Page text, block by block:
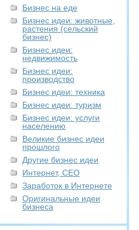
Бизнес на еде
Бизнес идеи: животные,
растения (сельский
бизнес)
Бизнес идеи:
недвижимость
Бизнес идеи:
производство
Бизнес идеи: техника
Бизнес идеи: туризм
Бизнес идеи: услуги
населению
Великие бизнес идеи
прошлого
Другие бизнес идеи
Интернет, СЕО
Заработок в Интернете
Оригинальные идеи
бизнеса